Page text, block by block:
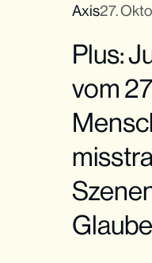
Axis27.
Plus:
vom